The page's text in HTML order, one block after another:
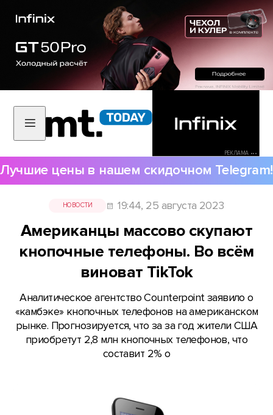
РЕКЛАМА •••
Лучшие цены в нашем скидочном Telegram!
НОВОСТИ 19:44, 25 августа 2023
Американцы массово скупают
кнопочные телефоны. Во всём
виноват TikTok
Аналитическое агентство Counterpoint заявило о
«камбэке» кнопочных телефонов на американском
рынке. Прогнозируется, что за за год жители США
приобретут 2,8 млн кнопочных телефонов, что
составит 2% о